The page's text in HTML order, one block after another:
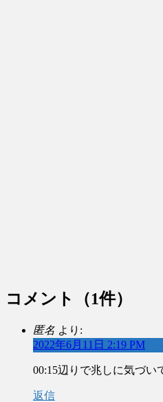
コメント （1件）
匿名 より:
2022年6月11日 2:19 PM
00:15辺りで兆しに気づい
返信